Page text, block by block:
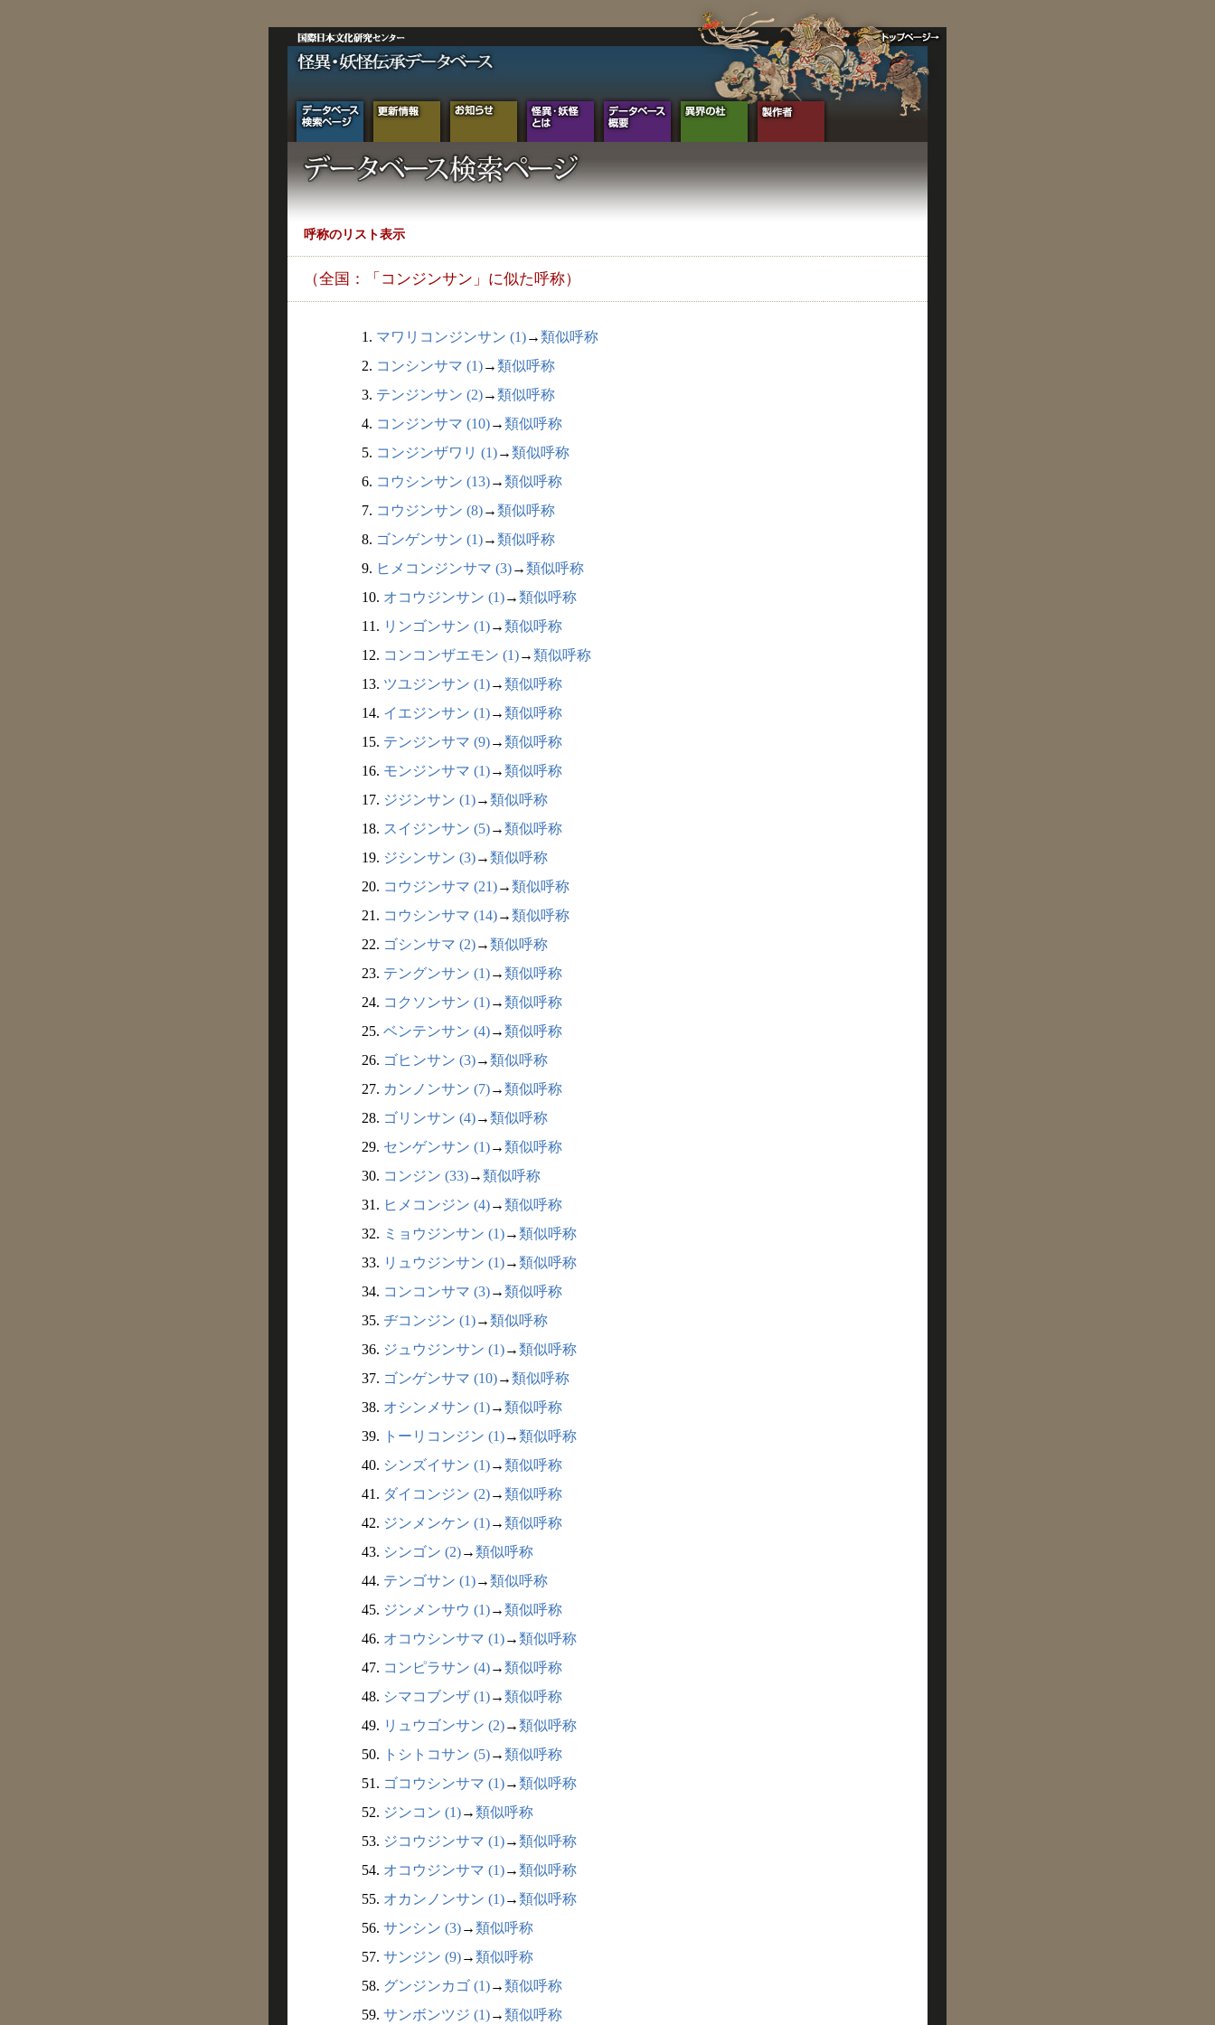
呼称のリスト表示
（全国：「コンジンサン」に似た呼称）
1. マワリコンジンサン (1)→類似呼称
2. コンシンサマ (1)→類似呼称
3. テンジンサン (2)→類似呼称
4. コンジンサマ (10)→類似呼称
5. コンジンザワリ (1)→類似呼称
6. コウシンサン (13)→類似呼称
7. コウジンサン (8)→類似呼称
8. ゴンゲンサン (1)→類似呼称
9. ヒメコンジンサマ (3)→類似呼称
10. オコウジンサン (1)→類似呼称
11. リンゴンサン (1)→類似呼称
12. コンコンザエモン (1)→類似呼称
13. ツユジンサン (1)→類似呼称
14. イエジンサン (1)→類似呼称
15. テンジンサマ (9)→類似呼称
16. モンジンサマ (1)→類似呼称
17. ジジンサン (1)→類似呼称
18. スイジンサン (5)→類似呼称
19. ジシンサン (3)→類似呼称
20. コウジンサマ (21)→類似呼称
21. コウシンサマ (14)→類似呼称
22. ゴシンサマ (2)→類似呼称
23. テングンサン (1)→類似呼称
24. コクソンサン (1)→類似呼称
25. ベンテンサン (4)→類似呼称
26. ゴヒンサン (3)→類似呼称
27. カンノンサン (7)→類似呼称
28. ゴリンサン (4)→類似呼称
29. センゲンサン (1)→類似呼称
30. コンジン (33)→類似呼称
31. ヒメコンジン (4)→類似呼称
32. ミョウジンサン (1)→類似呼称
33. リュウジンサン (1)→類似呼称
34. コンコンサマ (3)→類似呼称
35. ヂコンジン (1)→類似呼称
36. ジュウジンサン (1)→類似呼称
37. ゴンゲンサマ (10)→類似呼称
38. オシンメサン (1)→類似呼称
39.
トーリコンジン (1)→類似呼称
40. シンズイサン (1)→類似呼称
41. ダイコンジン (2)→類似呼称
42. ジンメンケン (1)→類似呼称
43. シンゴン (2)→類似呼称
44. テンゴサン (1)→類似呼称
45. ジンメンサウ (1)→類似呼称
46. オコウシンサマ (1)→類似呼称
47. コンピラサン (4)→類似呼称
48. シマコブンザ (1)→類似呼称
49. リュウゴンサン (2)→類似呼称
50.
トシトコサン (5)→類似呼称
51. ゴコウシンサマ (1)→類似呼称
52. ジンコン (1)→類似呼称
53. ジコウジンサマ (1)→類似呼称
54. オコウジンサマ (1)→類似呼称
55. オカンノンサン (1)→類似呼称
56. サンシン (3)→類似呼称
57. サンジン (9)→類似呼称
58. グンジンカゴ (1)→類似呼称
59. サンボンツジ (1)→類似呼称